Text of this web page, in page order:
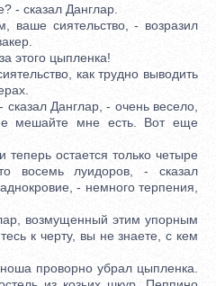
- сказал Данглар.
сиятельство, - возразил
этого цыпленка!
как трудно выводить
Данглар, - очень весело,
мешайте мне есть. Вот еще
остается только четыре
восемь луидоров, - сказал
- немного терпения,
возмущенный этим упорным
к черту, вы не знаете, с кем
проворно убрал цыпленка.